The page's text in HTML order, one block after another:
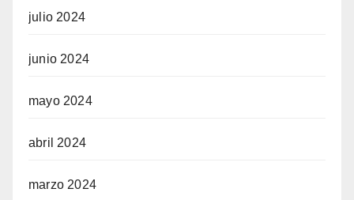
julio 2024
junio 2024
mayo 2024
abril 2024
marzo 2024